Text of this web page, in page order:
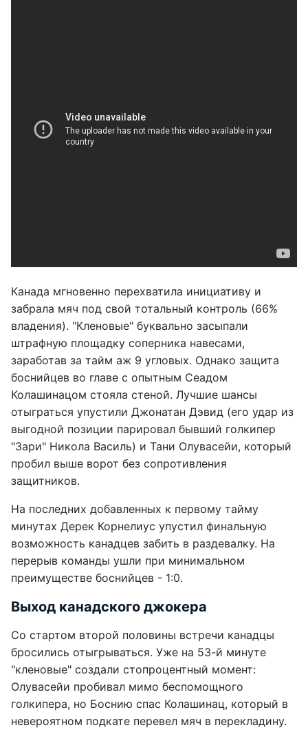
Канада мгновенно перехватила инициативу и
забрала мяч под свой тотальный контроль (66%
владения). "Кленовые" буквально засыпали
штрафную площадку соперника навесами,
заработав за тайм аж 9 угловых. Однако защита
боснийцев во главе с опытным Сеадом
Колашинацом стояла стеной. Лучшие шансы
отыграться упустили Джонатан Дэвид (его удар из
выгодной позиции парировал бывший голкипер
"Зари" Никола Василь) и Тани Олувасейи, который
пробил выше ворот без сопротивления
защитников.
На последних добавленных к первому тайму
минутах Дерек Корнелиус упустил финальную
возможность канадцев забить в раздевалку. На
перерыв команды ушли при минимальном
преимуществе боснийцев - 1:0.
Выход канадского джокера
Со стартом второй половины встречи канадцы
бросились отыгрываться. Уже на 53-й минуте
"кленовые" создали стопроцентный момент:
Олувасейи пробивал мимо беспомощного
голкипера, но Боснию спас Колашинац, который в
невероятном подкате перевел мяч в перекладину.